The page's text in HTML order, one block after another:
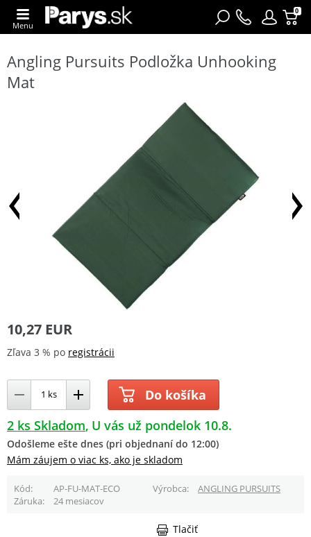
0
Menu
Angling Pursuits Podložka Unhooking
Mat
10,27 EUR
Zľava 3 % po registrácii
Do košíka
2 ks Skladom U vás už pondelok 10.8.
Odošleme ešte dnes (pri objednaní do 12:00)
Mám záujem o viac ks, ako je skladom
Kód AP-FU-MAT-ECO Výrobca
ANGLING PURSUITS
Záruka
24 mesiacov
Tlačiť